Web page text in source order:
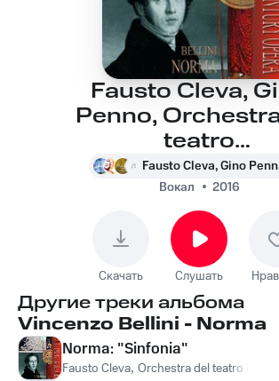
Fausto Cleva,
Penno,
teatro
Metropolitan,
del Teatro
Fausto Cleva,
Penno,
Беллини - Norma,
"Meco all'altar di
Venere"
Fausto Cleva, Gino
Вокал
2016
Скачать Слушать
Другие треки альбома
Vincenzo Bellini - Norma
Norma: "Sinfonia"
Fausto Cleva, Orchestra del teatro